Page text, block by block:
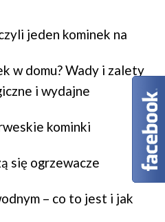
jeden kominek na
w domu? Wady i zalety
i wydajne
kominki
się ogrzewacze
– co to jest i jak